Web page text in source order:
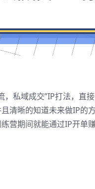
，私域成交”IP打法，直
清晰的知道未来做IP的
营期间就能通过IP开单